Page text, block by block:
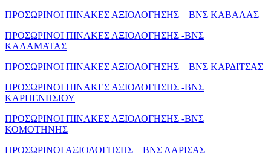
ΠΡΟΣΩΡΙΝΟΙ ΠΙΝΑΚΕΣ ΑΞΙΟΛΟΓΗΣΗΣ – ΒΝΣ ΚΑΒΑΛΑΣ
ΠΡΟΣΩΡΙΝΟΙ ΠΙΝΑΚΕΣ ΑΞΙΟΛΟΓΗΣΗΣ -ΒΝΣ
ΚΑΛΑΜΑΤΑΣ
ΠΡΟΣΩΡΙΝΟΙ ΠΙΝΑΚΕΣ ΑΞΙΟΛΟΓΗΣΗΣ – ΒΝΣ ΚΑΡΔΙΤΣΑΣ
ΠΡΟΣΩΡΙΝΟΙ ΠΙΝΑΚΕΣ ΑΞΙΟΛΟΓΗΣΗΣ -ΒΝΣ
ΚΑΡΠΕΝΗΣΙΟΥ
ΠΡΟΣΩΡΙΝΟΙ ΠΙΝΑΚΕΣ ΑΞΙΟΛΟΓΗΣΗΣ -ΒΝΣ
ΚΟΜΟΤΗΝΗΣ
ΠΡΟΣΩΡΙΝΟΙ ΑΞΙΟΛΟΓΗΣΗΣ – ΒΝΣ ΛΑΡΙΣΑΣ